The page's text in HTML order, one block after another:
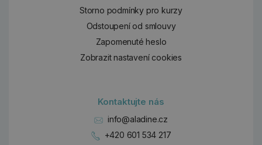
Storno podmínky pro kurzy
Odstoupení od smlouvy
Zapomenuté heslo
Zobrazit nastavení cookies
Kontaktujte nás
info@aladine.cz
+420 601 534 217